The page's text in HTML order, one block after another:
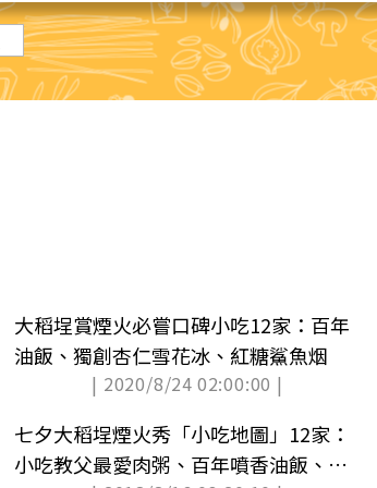
大稻埕賞煙火必嘗口碑小吃12家：百年
油飯、獨創杏仁雪花冰、紅糖鯊魚烟
| 2020/8/24 02:00:00 |
七夕大稻埕煙火秀「小吃地圖」12家：
小吃教父最愛肉粥、百年噴香油飯、獨